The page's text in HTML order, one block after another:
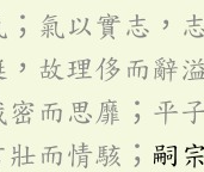
氣以實志，
故理侈而辭
而思靡；平
而情駭； 嗣宗